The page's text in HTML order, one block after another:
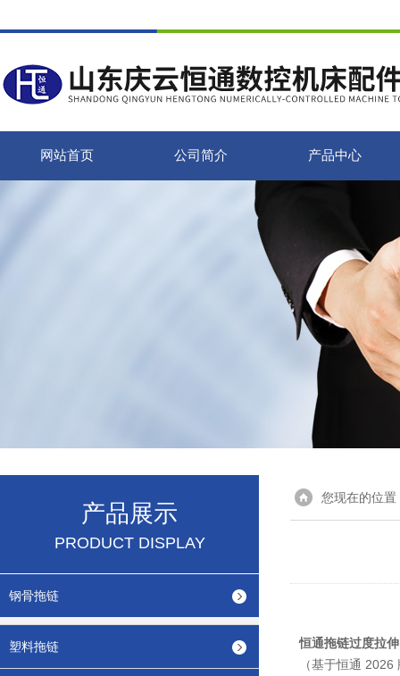
网站首页 公司简介 产品中心
产品展示
PRODUCT DISPLAY
钢骨拖链
塑料拖链
您现在的位置
恒通拖链过度拉
（基于恒通